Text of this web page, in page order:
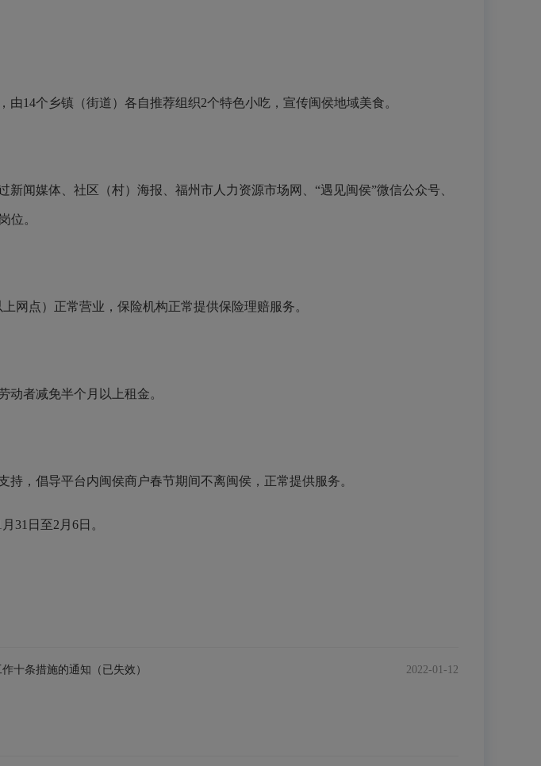
14个乡镇（街道）各自推荐组织2个特色小吃，宣传闽侯地域美食。
闻媒体、社区（村）海报、福州市人力资源市场网、 “遇见闽侯”微信公众号、
位。
网点）正常营业，保险机构正常提供保险理赔服务。
者减免半个月以上租金。
，倡导平台内闽侯商户春节期间不离闽侯，正常提供服务。
31日至2月6日。
2022-01-12
十条措施的通知（已失效）